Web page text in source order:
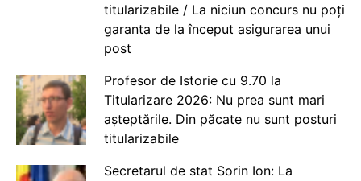
titularizabile / La niciun concurs nu poți
garanta de la început asigurarea unui
post
Profesor de Istorie cu 9.70 la
Titularizare 2026: Nu prea sunt mari
așteptările. Din păcate nu sunt posturi
titularizabile
Secretarul de stat Sorin Ion: La